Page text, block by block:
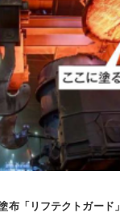
布「リフテクトガード」